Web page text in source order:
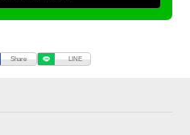
Share LINE